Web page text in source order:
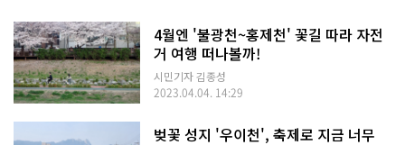
4월엔 '불광천~홍제천' 꽃길 따라 자전
거 여행 떠나볼까!
시민기자 김종성
2023.04.04. 14:29
벚꽃 성지 '우이천', 축제로 지금 너무